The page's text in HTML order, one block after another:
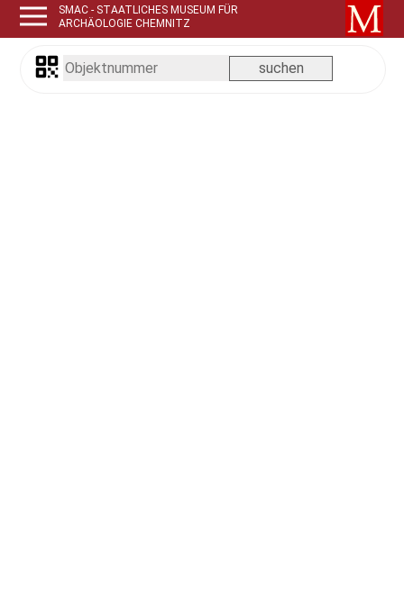
SMAC - STAATLICHES MUSEUM FÜR
ARCHÄOLOGIE CHEMNITZ